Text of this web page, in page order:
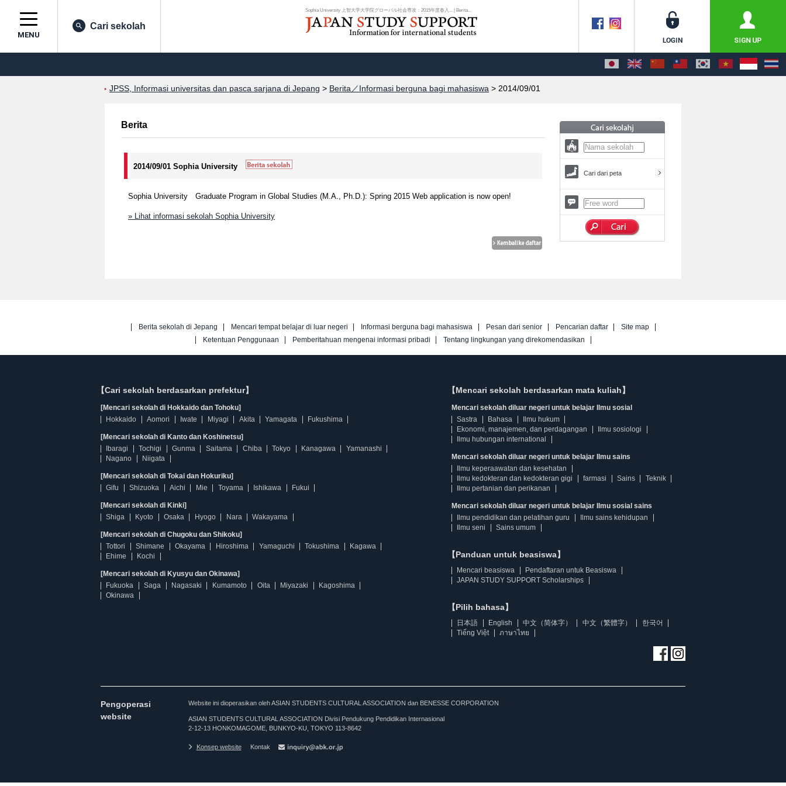
Sophia University 上智大学大学院グローバル社会専攻：2015年度春入... | Berita...
MENU
Cari sekolah
JPSS, Informasi universitas dan pasca sarjana di Jepang > Berita／Informasi berguna bagi mahasiswa > 2014/09/01
Berita
2014/09/01 Sophia University
Sophia University Graduate Program in Global Studies (M.A., Ph.D.): Spring 2015 Web application is now open!
» Lihat informasi sekolah Sophia University
Cari dari peta
Berita sekolah di Jepang Mencari tempat belajar di luar negeri Informasi berguna bagi mahasiswa Pesan dari senior Pencarian daftar
Site map
Ketentuan Penggunaan
Pemberitahuan mengenai informasi pribadi Tentang lingkungan yang direkomendasikan
【Cari sekolah berdasarkan prefektur】
[Mencari sekolah di Hokkaido dan Tohoku]
Hokkaido
Aomori Iwate Miyagi Akita Yamagata Fukushima
[Mencari sekolah di Kanto dan Koshinetsu]
Ibaragi
Tochigi Gunma Saitama Chiba Tokyo Kanagawa
Yamanashi
Nagano
Niigata
[Mencari sekolah di Tokai dan Hokuriku]
Gifu
Shizuoka Aichi Mie Toyama Ishikawa Fukui
[Mencari sekolah di Kinki]
Shiga
Kyoto Osaka Hyogo Nara Wakayama
[Mencari sekolah di Chugoku dan Shikoku]
Tottori
Shimane Okayama Hiroshima Yamaguchi Tokushima
Kagawa
Ehime
Kochi
[Mencari sekolah di Kyusyu dan Okinawa]
Fukuoka
Saga Nagasaki Kumamoto Oita Miyazaki
Kagoshima
Okinawa
【Mencari sekolah berdasarkan mata kuliah】
Mencari sekolah diluar negeri untuk belajar Ilmu sosial
Sastra
Bahasa
Ilmu hukum
Ekonomi, manajemen, dan perdagangan
Ilmu sosiologi
Ilmu hubungan international
Mencari sekolah diluar negeri untuk belajar Ilmu sains
Ilmu keperaawatan dan kesehatan
Ilmu kedokteran dan kedokteran gigi
farmasi Sains
Teknik
Ilmu pertanian dan perikanan
Mencari sekolah diluar negeri untuk belajar Ilmu sosial sains
Ilmu pendidikan dan pelatihan guru
Ilmu sains kehidupan
Ilmu seni
Sains umum
【Panduan untuk beasiswa】
Mencari beasiswa
Pendaftaran untuk Beasiswa
JAPAN STUDY SUPPORT Scholarships
【Pilih bahasa】
日本語 English 中文（简体字） 中文（繁體字）
한국어
Tiếng Việt
ภาษาไทย
Pengoperasi
website
Website ini dioperasikan oleh ASIAN STUDENTS CULTURAL ASSOCIATION dan BENESSE CORPORATION
ASIAN STUDENTS CULTURAL ASSOCIATION Divisi Pendukung Pendidikan Internasional
2-12-13 HONKOMAGOME, BUNKYO-KU, TOKYO 113-8642
Konsep website Kontak